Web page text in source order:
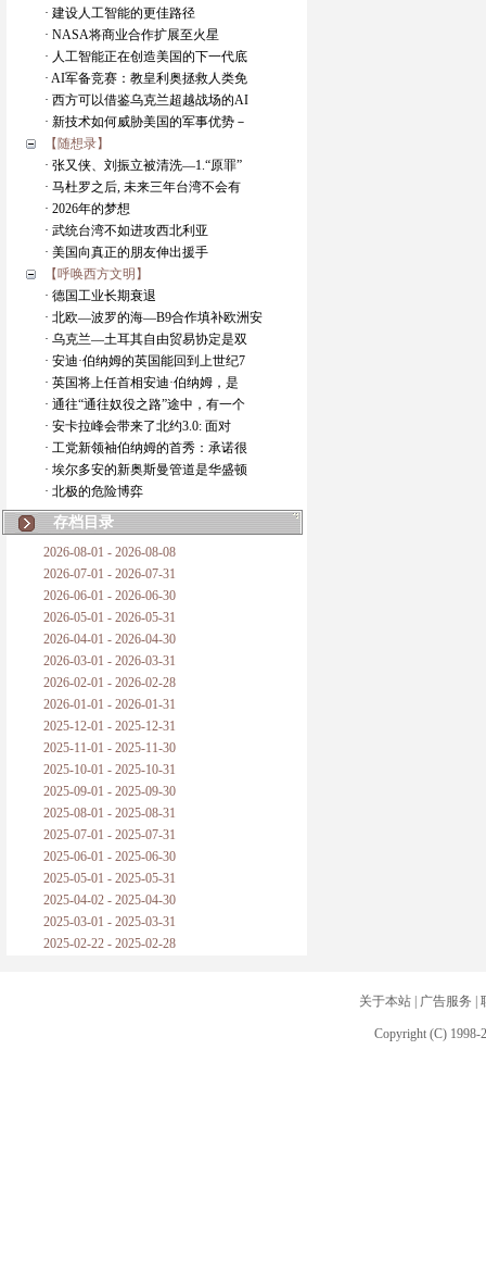
· 建设人工智能的更佳路径
· NASA将商业合作扩展至火星
· 人工智能正在创造美国的下一代底
· AI军备竞赛：教皇利奥拯救人类免
· 西方可以借鉴乌克兰超越战场的AI
· 新技术如何威胁美国的军事优势－
【随想录】
· 张又侠、刘振立被清洗―1.“原罪”
· 马杜罗之后, 未来三年台湾不会有
· 2026年的梦想
· 武统台湾不如进攻西北利亚
· 美国向真正的朋友伸出援手
【呼唤西方文明】
· 德国工业长期衰退
· 北欧—波罗的海—B9合作填补欧洲安
· 乌克兰—土耳其自由贸易协定是双
· 安迪·伯纳姆的英国能回到上世纪7
· 英国将上任首相安迪·伯纳姆，是
· 通往“通往奴役之路”途中，有一个
· 安卡拉峰会带来了北约3.0: 面对
· 工党新领袖伯纳姆的首秀：承诺很
· 埃尔多安的新奥斯曼管道是华盛顿
· 北极的危险博弈
存档目录
2026-08-01 - 2026-08-08
2026-07-01 - 2026-07-31
2026-06-01 - 2026-06-30
2026-05-01 - 2026-05-31
2026-04-01 - 2026-04-30
2026-03-01 - 2026-03-31
2026-02-01 - 2026-02-28
2026-01-01 - 2026-01-31
2025-12-01 - 2025-12-31
2025-11-01 - 2025-11-30
2025-10-01 - 2025-10-31
2025-09-01 - 2025-09-30
2025-08-01 - 2025-08-31
2025-07-01 - 2025-07-31
2025-06-01 - 2025-06-30
2025-05-01 - 2025-05-31
2025-04-02 - 2025-04-30
2025-03-01 - 2025-03-31
2025-02-22 - 2025-02-28
关于本站| 广告服务
Copyright (C) 1998-